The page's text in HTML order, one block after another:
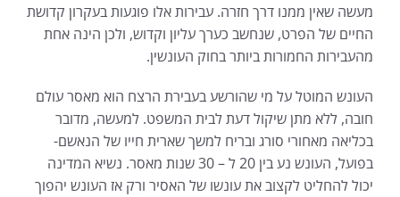
מעשה שאין ממנו דרך חזרה. עבירות אלו פוגעות בעקרון קדושת
החיים של הפרט, שנחשב כערך עליון וקדוש, ולכן הינה אחת
מהעבירות החמורות ביותר בחוק העונשין.
העונש המוטל על מי שהורשע בעבירת הרצח הוא מאסר עולם
חובה, ללא מתן שיקול דעת לבית המשפט. למעשה, מדובר
בכליאה מאחורי סורג ובריח למשך שארית חייו של הנאשם-
בפועל, העונש נע בין 20 ל – 30 שנות מאסר. נשיא המדינה
יכול להחליט לקצוב את עונשו של האסיר ורק אז העונש יהפוך